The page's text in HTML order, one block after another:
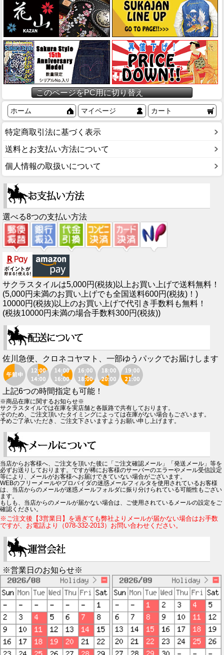
このページをPC用に切り替え
ホーム マイページ カート
特定商取引法に基づく表示
送料とお支払い方法について
個人情報の取扱いについて
選べる8つの支払い方法
サクラスタイルは5,000円(税抜)以上お買い上げで送料無料！
(5,000円未満のお買い上げでも全国送料600円(税抜)！)
10000円(税抜)以上のお買い上げで代引き手数料も無料！
(税抜10000円未満の場合手数料300円(税抜))
佐川急便、クロネコヤマト、一部ゆうパックでお届けします
上記6つの時間指定も可能！
※商品在庫に関するお知らせ※
サクラスタイルでは在庫を実店舗と各販路で共有しております。
そのため、ご注文頂いたタイミングによっては在庫がない場合もございます。
予めご了承いただき、ご注文下さいますようお願い申し上げます。
当店からお客様へ、ご注文を頂いた後に「ご注文確認メール」「発送メール」等を
必ずお送りしております。ですが稀にお客様のサーバーのエラーやメール受信設定
等により、メールがお客様へお届けできていない場合がございます。
WEBのフリーメールやプロバイダの迷惑メールフィルタを使用されているお客様
は、当店からのメールが迷惑メールフォルダに振り分けられている可能性もござい
ます。
もしも、当店からのメールが届かない場合は、ご使用されているメールの設定をご
確認ください。
※ご注文後【3営業日】を過ぎても弊社よりメールが届かない場合はお手数
ですが、お電話より（078-332-2013）お問い合わせください。
※営業日のお知らせ※